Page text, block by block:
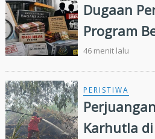
Dugaan
Program
Syariah,
Riau
46 menit lalu
PERISTIWA
Karhutla